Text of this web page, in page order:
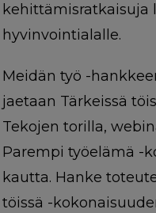
kehittämisratkaisuja
hyvinvointialalle.
Meidän työ -
jaetaan Tärkeissä
Tekojen torilla,
Parempi työelämä -
kautta. Hanke
töissä -